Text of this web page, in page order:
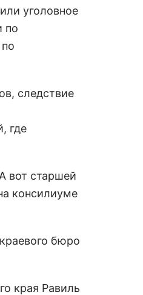
уголовное
по
следствие
где
вот старшей
консилиуме
бюро
края Равиль